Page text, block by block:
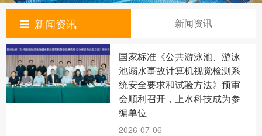
泳池设备
体验中心
新闻资讯
合作品牌
关于上水
新闻资讯 新闻资讯
国家标准《公共游泳池、游泳
池溺水事故计算机视觉检测系
统安全要求和试验方法》预审
会顺利召开，上水科技成为参
编单位
2026-07-06